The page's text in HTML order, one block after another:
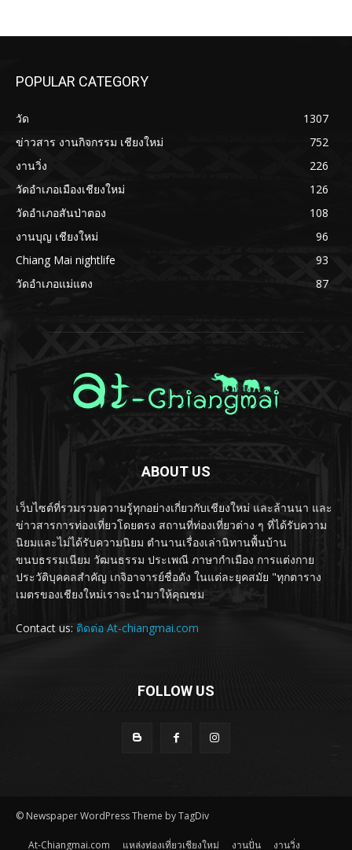
POPULAR CATEGORY
วัด
1307
ข่าวสาร งานกิจกรรม เชียงใหม่
752
งานวิ่ง
226
วัดอำเภอเมืองเชียงใหม่
126
วัดอำเภอสันป่าตอง
108
งานบุญ เชียงใหม่
96
Chiang Mai nightlife
93
วัดอำเภอแม่แตง
87
ABOUT US
เว็บไซต์ที่รวมรวมความรู้ทุกอย่างเกี่ยวกับเชียงใหม่ และล้านนา และ
ข่าวสารการท่องเที่ยวโดยตรง สถานที่ท่องเที่ยวต่าง ๆ ที่ได้รับความ
นิยมและไม่ได้รับความนิยม ตำนานเรื่องเล่านิทานพื้นบ้าน
ขนบธรรมเนียม วัฒนธรรม ประเพณี ภาษากำเมือง การแต่งกาย
ประวัติบุคคลสำคัญ เกจิอาจารย์ชื่อดัง ในแต่ละยุคสมัย "ทุกตาราง
เมตรของเชียงใหม่เราจะนำมาให้คุณชม
Contact us: ติดต่อ At-chiangmai.com
FOLLOW US
© Newspaper WordPress Theme by TagDiv
At-Chiangmai.com แหล่งท่องเที่ยวเชียงใหม่ งานปั่น งานวิ่ง